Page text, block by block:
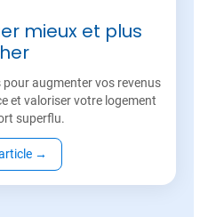
mieux et plus
augmenter vos revenus
et valoriser votre logement
superflu.
→